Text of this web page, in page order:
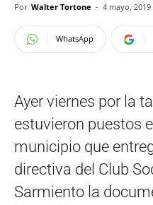
Por Walter Tortone - 4 mayo, 2019
WhatsApp
Ayer viernes por la
estuvieron puestos
municipio que
directiva del Club
Sarmiento la